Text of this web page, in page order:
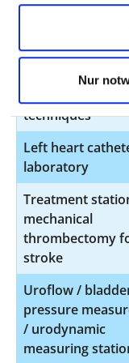
Nur
Device for
replacement
Radio frequency
ablation (RFA)
techniques
Left heart
laboratory
Treatment
mechanical
thrombectomy
stroke
Uroflow /
pressure
/ urodynamic
measuring